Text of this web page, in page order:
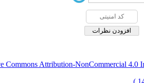
Commons Attribution-NonCommercial 4.0